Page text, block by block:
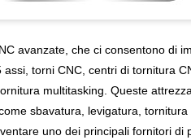
avanzate, che ci consentono di
torni CNC, centri di tornitura
multitasking. Queste
sbavatura, levigatura,
uno dei principali fornitori